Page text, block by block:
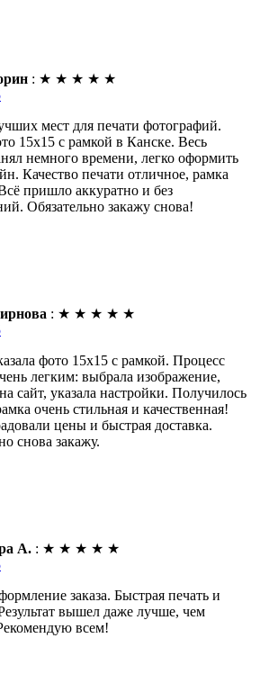
: ★ ★ ★ ★ ★
мест для печати фотографий.
15х15 с рамкой в Канске. Весь
немного времени, легко оформить
Качество печати отличное, рамка
пришло аккуратно и без
Обязательно закажу снова!
: ★ ★ ★ ★ ★
фото 15х15 с рамкой. Процесс
легким: выбрала изображение,
сайт, указала настройки. Получилось
очень стильная и качественная!
цены и быстрая доставка.
снова закажу.
А. : ★ ★ ★ ★ ★
заказа. Быстрая печать и
вышел даже лучше, чем
всем!